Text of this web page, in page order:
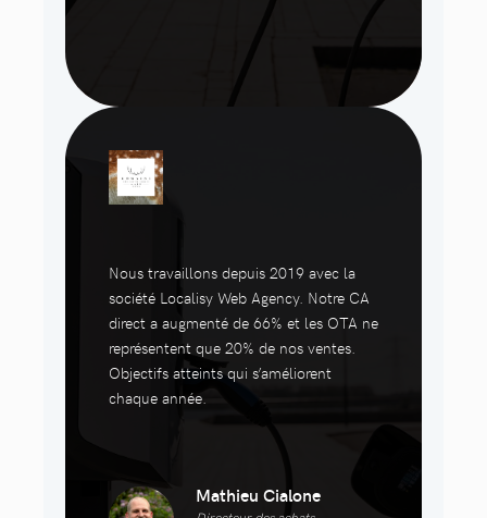
Nous travaillons depuis 2019 avec la
société Localisy Web Agency. Notre CA
direct a augmenté de 66% et les OTA ne
représentent que 20% de nos ventes.
Objectifs atteints qui s’améliorent
chaque année.
Mathieu Cialone